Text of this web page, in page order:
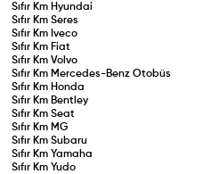
Sıfır Km Hyundai
Sıfır Km Seres
Sıfır Km Iveco
Sıfır Km Fiat
Sıfır Km Volvo
Sıfır Km Mercedes-Benz Otobüs
Sıfır Km Honda
Sıfır Km Bentley
Sıfır Km Seat
Sıfır Km MG
Sıfır Km Subaru
Sıfır Km Yamaha
Sıfır Km Yudo